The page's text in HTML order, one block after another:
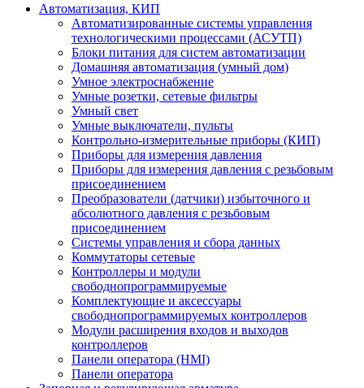
Автоматизация, КИП
Автоматизированные системы управления
технологическими процессами (АСУТП)
Блоки питания для систем автоматизации
Домашняя автоматизация (умный дом)
Умное электроснабжение
Умные розетки, сетевые фильтры
Умный свет
Умные выключатели, пульты
Контрольно-измерительные приборы (КИП)
Приборы для измерения давления
Приборы для измерения давления с резьбовым
присоединением
Преобразователи (датчики) избыточного и
абсолютного давления с резьбовым
присоединением
Системы управления и сбора данных
Коммутаторы сетевые
Контроллеры и модули
свободнопрограммируемые
Комплектующие и аксессуары
свободнопрограммируемых контроллеров
Модули расширения входов и выходов
контроллеров
Панели оператора (HMI)
Панели оператора